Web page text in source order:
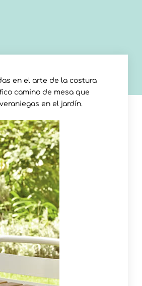
en el arte de la costura
camino de mesa que
en el jardín.